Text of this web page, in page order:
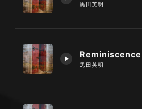
黒田英明
Reminiscence
黒田英明